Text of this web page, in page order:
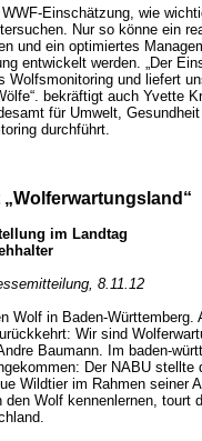
Einschätzung, wie
Nur so könne ein
und ein optimiertes
entwickelt werden. „Der
und liefert
bekräftigt auch Yvette
für Umwelt,
durchführt.
im Landtag
8.11.12
Wolf in Baden-Württemberg.
Wir sind
Baumann. Im baden-
Der NABU stellte
Wildtier im Rahmen seiner
den Wolf kennenlernen, tourt